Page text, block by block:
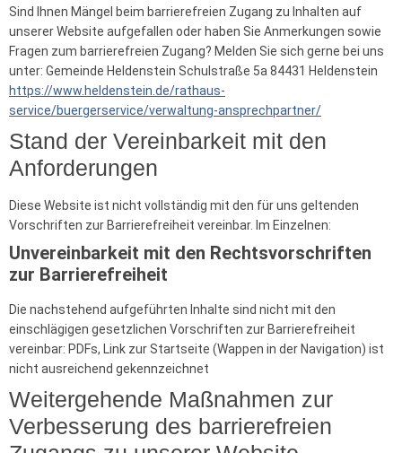
Sind Ihnen Mängel beim barrierefreien Zugang zu Inhalten auf
unserer Website aufgefallen oder haben Sie Anmerkungen sowie
Fragen zum barrierefreien Zugang? Melden Sie sich gerne bei uns
unter: Gemeinde Heldenstein Schulstraße 5a 84431 Heldenstein
https://www.heldenstein.de/rathaus-
service/buergerservice/verwaltung-ansprechpartner/
Stand der Vereinbarkeit mit den
Anforderungen
Diese Website ist nicht vollständig mit den für uns geltenden
Vorschriften zur Barrierefreiheit vereinbar. Im Einzelnen:
Unvereinbarkeit mit den Rechtsvorschriften
zur Barrierefreiheit
Die nachstehend aufgeführten Inhalte sind nicht mit den
einschlägigen gesetzlichen Vorschriften zur Barrierefreiheit
vereinbar: PDFs, Link zur Startseite (Wappen in der Navigation) ist
nicht ausreichend gekennzeichnet
Weitergehende Maßnahmen zur
Verbesserung des barrierefreien